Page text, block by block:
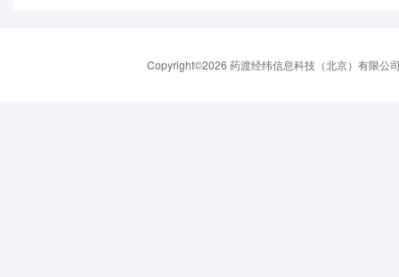
Copyright©2026 药渡经纬信息科技（北京）有限公